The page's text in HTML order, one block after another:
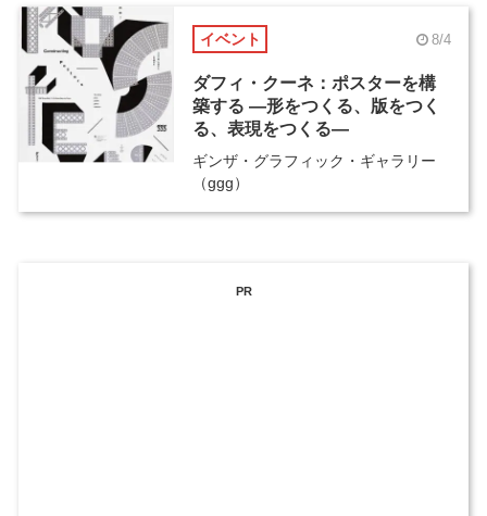
イベント 8/4
ダフィ・クーネ：ポスターを構
築する ―形をつくる、版をつく
る、表現をつくる―
ギンザ・グラフィック・ギャラリー
（ggg）
PR